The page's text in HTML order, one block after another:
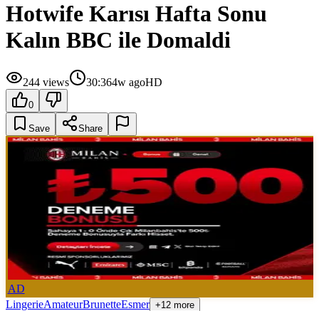
Hotwife Karısı Hafta Sonu
Kalın BBC ile Domaldi
244 views 30:364w agoHD
0
Save Share
AD
LingerieAmateurBrunetteEsmer +12 more